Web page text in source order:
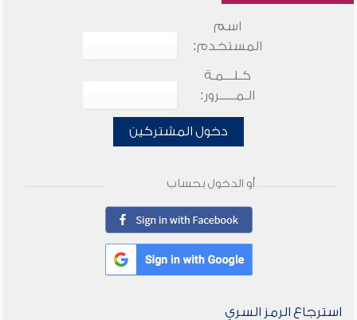
اسم
المستخدم:
كـلـــمـة
الـمـــــرور:
دخول المشتركين
أو الدخول بحساب
استرجاع الرمز السري